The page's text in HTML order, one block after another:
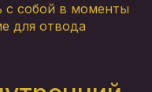
с собой в моменты
для отвода